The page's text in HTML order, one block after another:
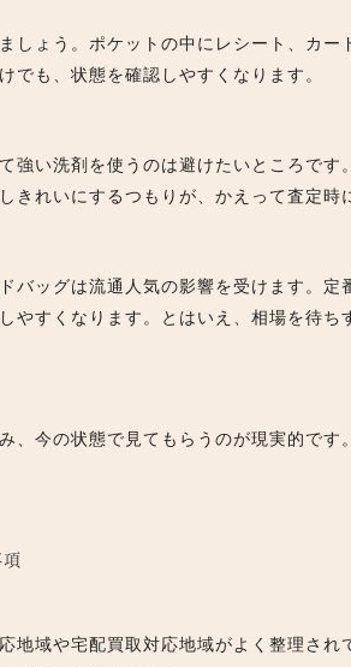
しょう。ポケットの中にレシート、カー
でも、状態を確認しやすくなります。
強い洗剤を使うのは避けたいところです
きれいにするつもりが、かえって査定時
バッグは流通人気の影響を受けます。
やすくなります。とはいえ、相場を待ち
、今の状態で見てもらうのが現実的です。
地域や宅配買取対応地域がよく整理さ